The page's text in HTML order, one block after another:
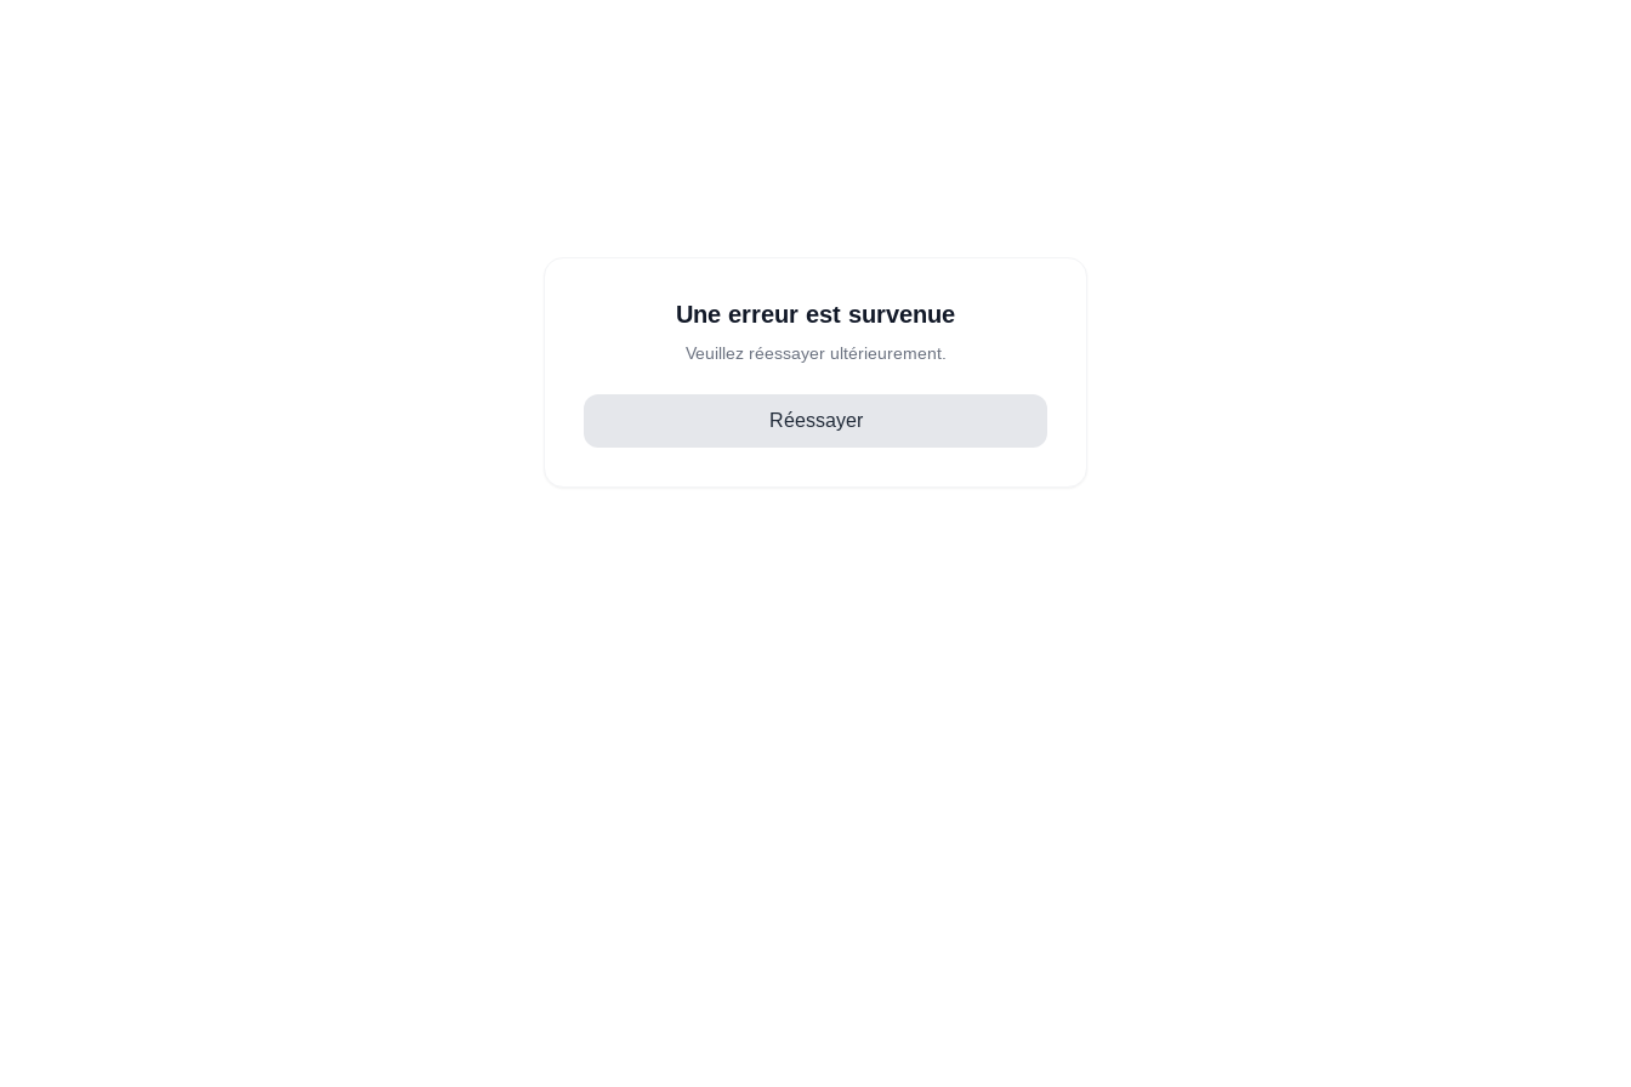
Une erreur est survenue
Veuillez réessayer ultérieurement.
Réessayer